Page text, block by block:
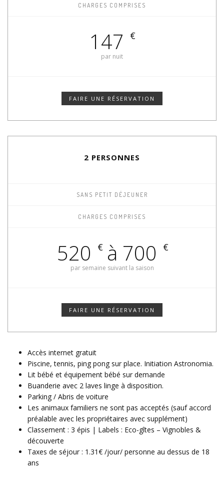
CHARGES COMPRISES
147 €
par nuit
FAIRE UNE RÉSERVATION
2 PERSONNES
SANS PETIT DÉJEUNER
CHARGES COMPRISES
520 €à 700 €
par semaine suivant la saison
FAIRE UNE RÉSERVATION
Accès internet gratuit
Piscine, tennis, ping pong sur place. Initiation Astronomia.
Lit bébé et équipement bébé sur demande
Buanderie avec 2 laves linge à disposition.
Parking / Abris de voiture
Les animaux familiers ne sont pas acceptés (sauf accord
préalable avec les propriétaires avec supplément)
Classement : 3 épis | Labels : Eco-gîtes – Vignobles &
découverte
Taxes de séjour : 1.31€ /jour/ personne au dessus de 18
ans